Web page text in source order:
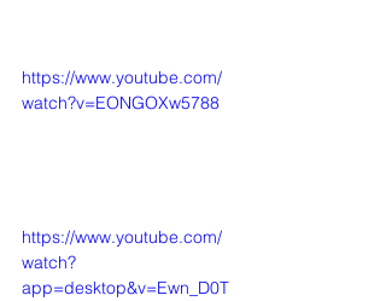
https://www.youtube.com/
watch?v=EONGOXw5788
https://www.youtube.com/
watch?
app=desktop&v=Ewn_D0T